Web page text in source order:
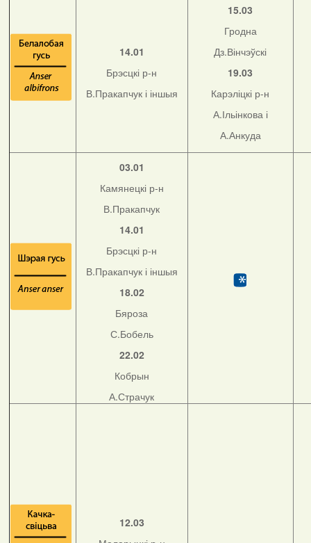
14.01
Брэсцкі р-н
В.Пракапчук і іншыя
15.03
Гродна
Дз.Вінчэўскі
19.03
Карэліцкі р-н
А.Ільінкова і
А.Анкуда
03.01
Камянецкі р-н
В.Пракапчук
14.01
Брэсцкі р-н
В.Пракапчук і іншыя
18.02
Бяроза
С.Бобель
22.02
Кобрын
А.Страчук
12.03